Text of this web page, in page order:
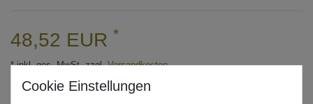
48,52 EUR *
* inkl. ges. MwSt. zzgl.Versandkosten
Lieferzeit 1-3 Tage (Deutschland); 3-7 Tage (Ausland)